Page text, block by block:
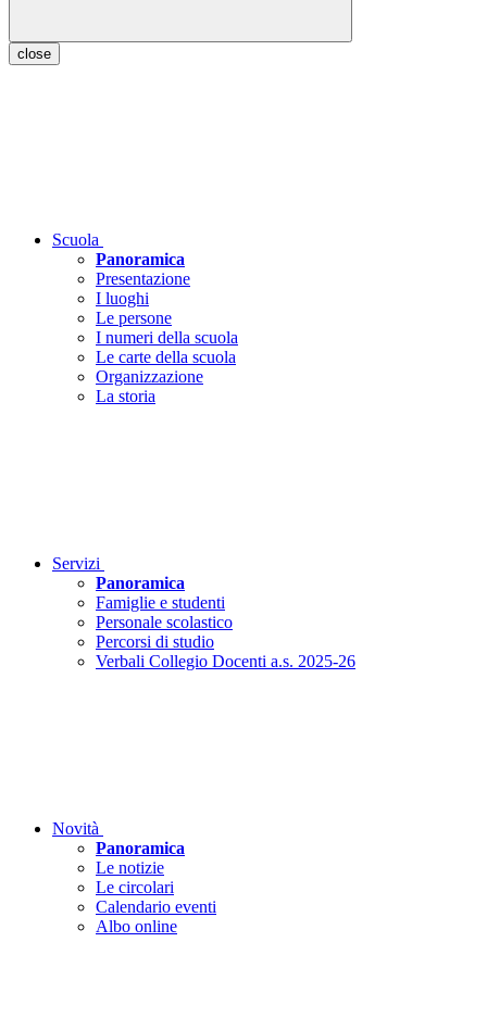
close
Scuola
Panoramica
Presentazione
I luoghi
Le persone
I numeri della scuola
Le carte della scuola
Organizzazione
La storia
Servizi
Panoramica
Famiglie e studenti
Personale scolastico
Percorsi di studio
Verbali Collegio Docenti a.s. 2025-26
Novità
Panoramica
Le notizie
Le circolari
Calendario eventi
Albo online